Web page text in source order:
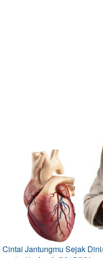
Cintai Jantungmu Sejak